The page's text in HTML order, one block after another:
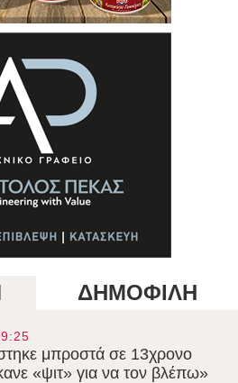
ΔΗΜΟΦΙΛΗ
μπροστά σε 13χρονο
«ψιτ» για να τον βλέπω»